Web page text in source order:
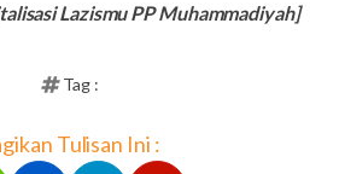
Lazismu PP Muhammadiyah]
Tag :
Tulisan Ini :